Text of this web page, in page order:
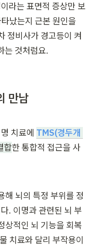
라는 표면적 증상만 보
났는지 근본 원인을
정비사가 경고등이 켜
는 것처럼요.
만남
치료에 TMS(경두개
합한 통합적 접근을 사
해 뇌의 특정 부위를 정
. 이명과 관련된 뇌 부
상적인 뇌 기능을 회복
치료와 달리 부작용이